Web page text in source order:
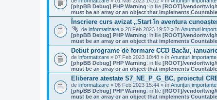
[phpBB Debug] PHP Warning: in file [ROOT]/vendor/
must be an array or an object that implements Countable
Înscriere curs avizat „Start în aventura
de informatizare » 28 Feb 2023 19:52 » în Anunțuri
[phpBB Debug] PHP Warning: in file [ROOT]/vendor/
must be an array or an object that implements Countable
Debut programe de formare CCD Bacău,
de informatizare » 07 Feb 2023 10:48 » în Anunțuri importante
[phpBB Debug] PHP Warning: in file [ROOT]/vendor/
must be an array or an object that implements Countable
Eliberare atestate S7_NE_P_G_BC, proiectul
de informatizare » 06 Feb 2023 15:44 » în Anunțuri importante
[phpBB Debug] PHP Warning: in file [ROOT]/vendor/
must be an array or an object that implements Countable